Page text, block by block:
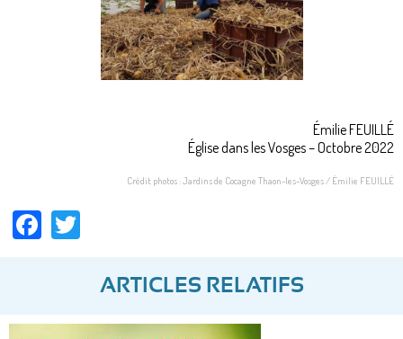
Émilie FEUILLÉ
Église dans les Vosges – Octobre 2022
Crédit photos : Jardins de Cocagne Thaon-les-Vosges / Émilie FEUILLÉ
Facebook
ARTICLES RELATIFS